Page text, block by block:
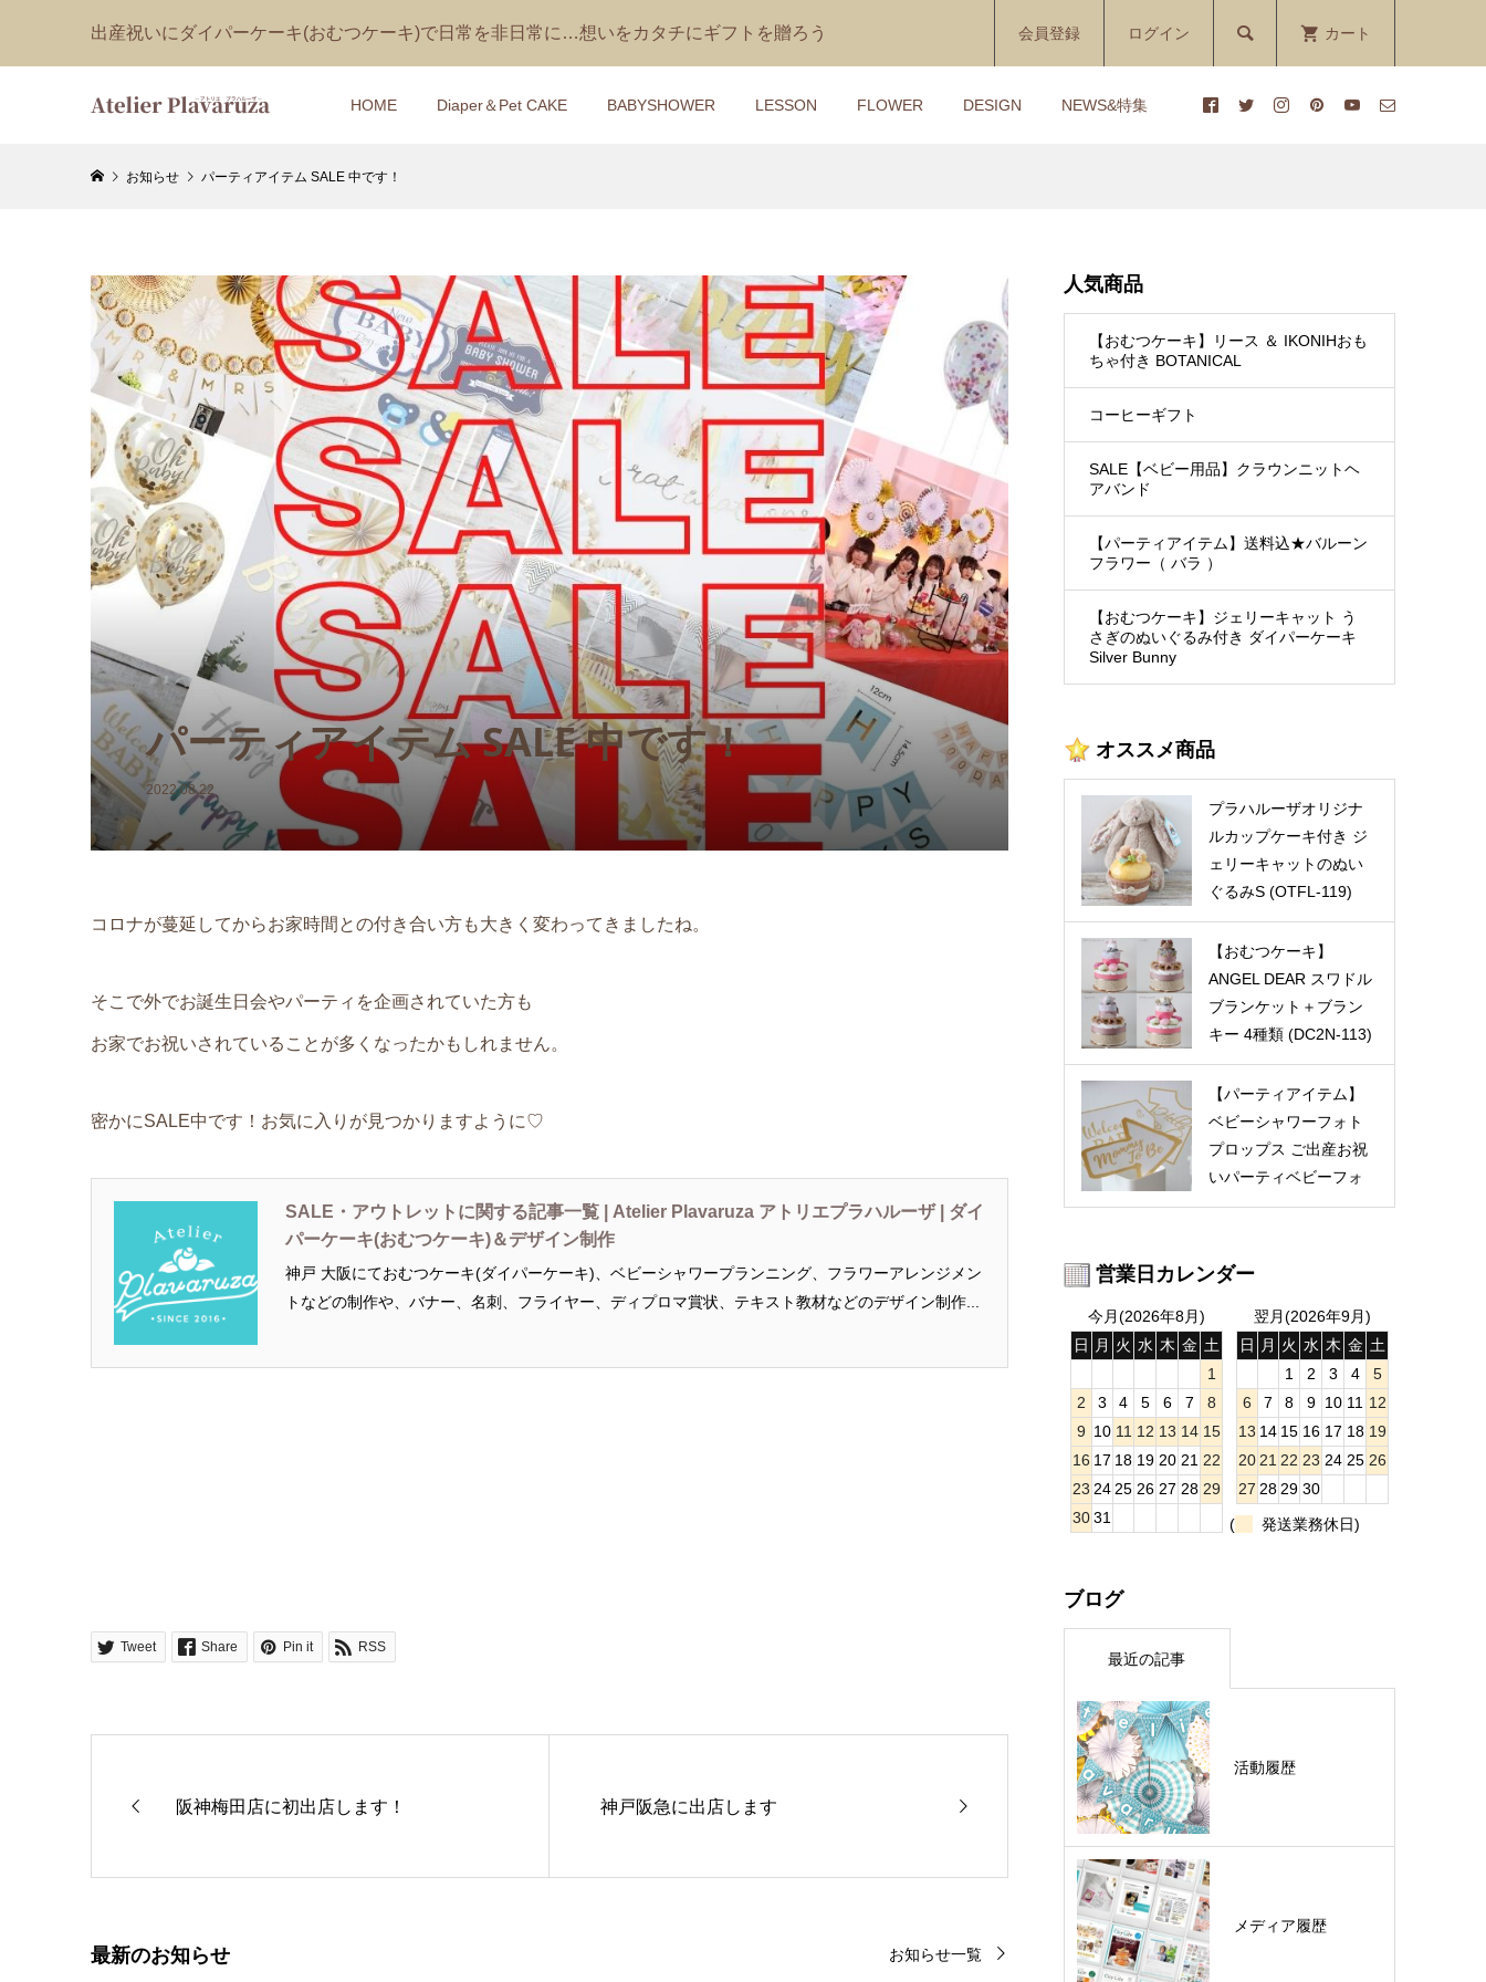
出産祝いにダイパーケーキ(おむつケーキ)で日常を非日常に…想いをカタチにギフトを贈ろう 会員登録 ログイン  カート
HOME Diaper＆Pet CAKE BABYSHOWER LESSON FLOWER DESIGN NEWS&特集
¥9,350(税込) ¥9,500(税込)
【おむつケーキ】動画レッス
ン付き♡手作りおむつケーキ
キット
¥5,500 (税込)
【おむつケーキ】ジェリーキ
ャットの象のぬいぐるみ付き
Jumble Elephant
¥10,200 (税込)
【おむつケーキ】IKONIHの
ひのきのガラガラ付き
Claire（クレア）
¥9,570(税込)
【クリスマス2023】雪とトナ
カイのコースター付き ペット
ケーキ 3色
¥7,700(税込)
【おむつケーキ】IKONIHの
ひのきのガラガラ付き
MUSHROOM RATTLE （...
¥9,300 (税込)
【おむつケーキ】ジェリーキ
ャットのクマorサルぬいぐる
み付き
¥17,600 ～ ¥18,300(税込)
¥170 ～ ¥12,100(税込) ¥400 ～ ¥13,000
【おむつケーキ】動画レッス
ン付き♡手作りおむつケーキ
キット
¥5,500 (税込)
【1DAYレッスン】花冠＆マ
タニティサッシュベ ルト講座
¥418 ～ ¥13,200
【1DAYレッスン】三輪車ダ
イパーケーキ講座
¥170 ～ ¥17,930(税込)
【1DAYレッスン】クラフト
装飾講座
¥7,700(税込)
【1DAYレッスン】ベビーシ
ャワーアンバサダー講座
¥7,150 ～ ¥9,900(税込)
【1DAYレッスン】パーティ
装飾技法＆ゲーム
¥16,500(税込)
お知らせ パーティアイテム SALE 中です！
パーティアイテム SALE 中です！
2022.08.22
コロナが蔓延してからお家時間との付き合い方も大きく変わってきましたね。
そこで外でお誕生日会やパーティを企画されていた方も
お家でお祝いされていることが多くなったかもしれません。
密かにSALE中です！お気に入りが見つかりますように♡
SALE・アウトレットに関する記事一覧 | Atelier Plavaruza アトリエプラハルーザ | ダイ
パーケーキ(おむつケーキ)＆デザイン制作
神戸 大阪にておむつケーキ(ダイパーケーキ)、ベビーシャワープランニング、フラワーアレンジメン
トなどの制作や、バナー、名刺、フライヤー、ディプロマ賞状、テキスト教材などのデザイン制作...
Tweet Share Pin it RSS
阪神梅田店に初出店します！ 神戸阪急に出店します
最新のお知らせ お知らせ一覧
人気商品
【おむつケーキ】リース ＆ IKONIHおも
ちゃ付き BOTANICAL
コーヒーギフト
SALE【ベビー用品】クラウンニットヘ
アバンド
【パーティアイテム】送料込★バルーン
フラワー（ バラ ）
【おむつケーキ】ジェリーキャット う
さぎのぬいぐるみ付き ダイパーケーキ
Silver Bunny
オススメ商品
プラハルーザオリジナ
ルカップケーキ付き ジ
ェリーキャットのぬい
ぐるみS (OTFL-119)
【おむつケーキ】
ANGEL DEAR スワドル
ブランケット＋ブラン
キー 4種類 (DC2N-113)
【パーティアイテム】
ベビーシャワーフォト
プロップス ご出産お祝
いパーティベビーフォ
トに♡（ゴール
営業日カレンダー
今月(2026年8月)
日
月 火 水 木 金 土
1
2
3 4 5 6 7
8
9 10 11 12 13 14 15
16 17 18 19 20 21 22
23 24 25 26 27 28 29
3031
翌月(2026年9月)
日
月 火 水 木 金 土
1
2 3 4
5
6
7 8 9 10 11 12
13 14 15 16 17 18 19
20 21 22 23 24 25 26
27 28 29 30
(
発送業務休日)
ブログ
最近の記事
活動履歴
メディア履歴